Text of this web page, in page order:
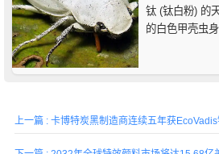
钛 (钛白粉) 的
的白色甲壳虫
氧化...
上一篇 : 卡博特炭黑制造商连续五年获